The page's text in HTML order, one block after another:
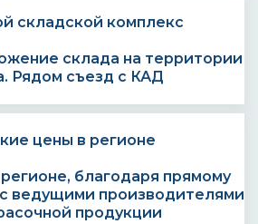
склада на территории
Рядом съезд с КАД
благодаря прямому
ведущими производителями
продукции